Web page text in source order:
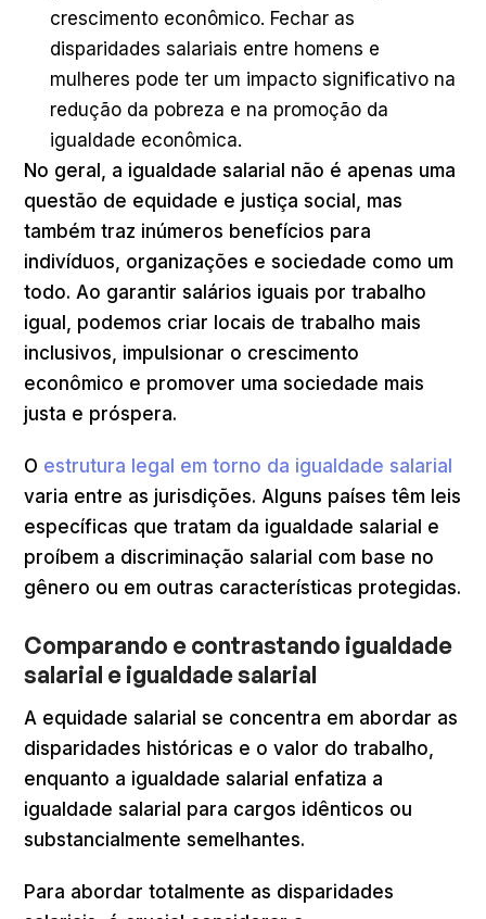
crescimento econômico. Fechar as
disparidades salariais entre homens e
mulheres pode ter um impacto significativo na
redução da pobreza e na promoção da
igualdade econômica.
No geral, a igualdade salarial não é apenas uma
questão de equidade e justiça social, mas
também traz inúmeros benefícios para
indivíduos, organizações e sociedade como um
todo. Ao garantir salários iguais por trabalho
igual, podemos criar locais de trabalho mais
inclusivos, impulsionar o crescimento
econômico e promover uma sociedade mais
justa e próspera.
O estrutura legal em torno da igualdade salarial
varia entre as jurisdições. Alguns países têm leis
específicas que tratam da igualdade salarial e
proíbem a discriminação salarial com base no
gênero ou em outras características protegidas.
Comparando e contrastando igualdade
salarial e igualdade salarial
A equidade salarial se concentra em abordar as
disparidades históricas e o valor do trabalho,
enquanto a igualdade salarial enfatiza a
igualdade salarial para cargos idênticos ou
substancialmente semelhantes.
Para abordar totalmente as disparidades